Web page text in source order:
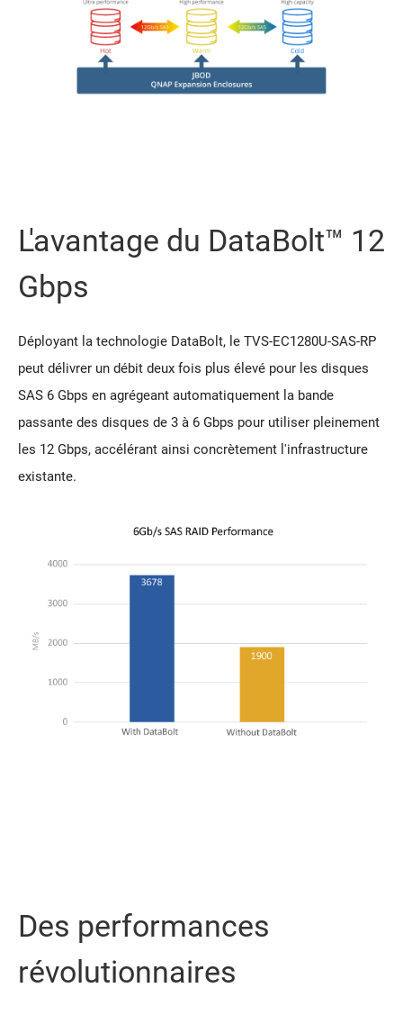
L'avantage du DataBolt™ 12
Gbps
Déployant la technologie DataBolt, le TVS-EC1280U-SAS-RP
peut délivrer un débit deux fois plus élevé pour les disques
SAS 6 Gbps en agrégeant automatiquement la bande
passante des disques de 3 à 6 Gbps pour utiliser pleinement
les 12 Gbps, accélérant ainsi concrètement l'infrastructure
existante.
Des performances
révolutionnaires